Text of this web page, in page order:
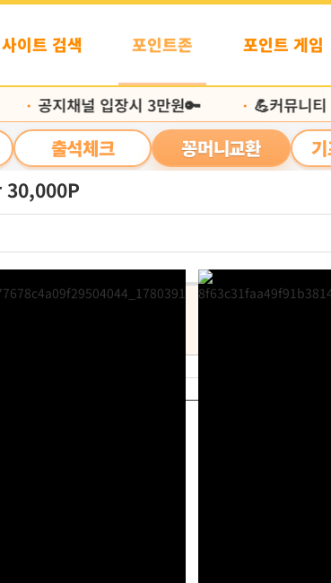
이트 검색 포인트존 포인트 게임
공지채널 입장시 3만원🔑 💪커뮤니티
출석체크 꽁머니교환
30,000P